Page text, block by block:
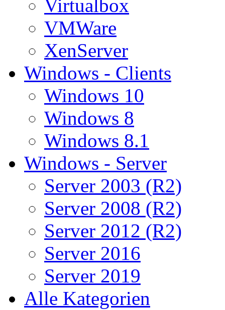
Virtualbox
VMWare
XenServer
Windows - Clients
Windows 10
Windows 8
Windows 8.1
Windows - Server
Server 2003 (R2)
Server 2008 (R2)
Server 2012 (R2)
Server 2016
Server 2019
Alle Kategorien